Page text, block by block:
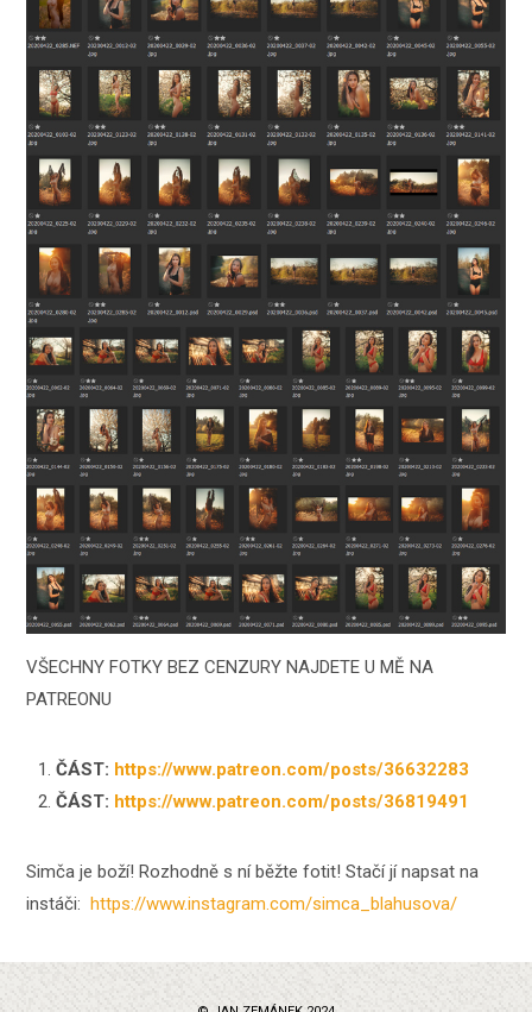
VŠECHNY FOTKY BEZ CENZURY NAJDETE U MĚ NA
PATREONU
ČÁST: https://www.patreon.com/posts/36632283
ČÁST: https://www.patreon.com/posts/36819491
Simča je boží! Rozhodně s ní běžte fotit! Stačí jí napsat na
instáči:https://www.instagram.com/simca_blahusova/